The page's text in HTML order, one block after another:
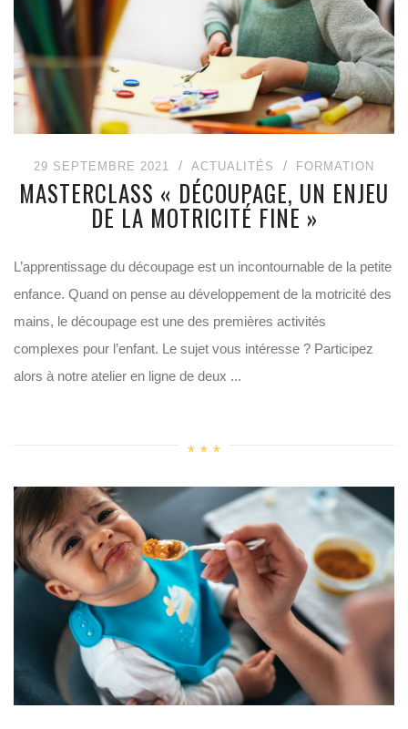
29 SEPTEMBRE 2021 ACTUALITÉS FORMATION
MASTERCLASS « DÉCOUPAGE, UN ENJEU
DE LA MOTRICITÉ FINE »
L’apprentissage du découpage est un incontournable de la petite
enfance. Quand on pense au développement de la motricité des
mains, le découpage est une des premières activités
complexes pour l’enfant. Le sujet vous intéresse ? Participez
alors à notre atelier en ligne de deux ...